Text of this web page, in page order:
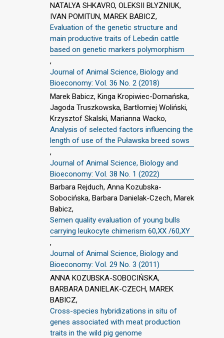
NATALYA SHKAVRO, OLEKSII BLYZNIUK,
IVAN POMITUN, MAREK BABICZ,
Evaluation of the genetic structure and
main productive traits of Lebedin cattle
based on genetic markers polymorphism
,
Journal of Animal Science, Biology and
Bioeconomy: Vol. 36 No. 2 (2018)
Marek Babicz, Kinga Kropiwiec-Domańska,
Jagoda Truszkowska, Bartłomiej Woliński,
Krzysztof Skalski, Marianna Wacko,
Analysis of selected factors influencing the
length of use of the Puławska breed sows
,
Journal of Animal Science, Biology and
Bioeconomy: Vol. 38 No. 1 (2022)
Barbara Rejduch, Anna Kozubska-
Sobocińska, Barbara Danielak-Czech, Marek
Babicz,
Semen quality evaluation of young bulls
carrying leukocyte chimerism 60,XX /60,XY
,
Journal of Animal Science, Biology and
Bioeconomy: Vol. 29 No. 3 (2011)
ANNA KOZUBSKA-SOBOCIŃSKA,
BARBARA DANIELAK-CZECH, MAREK
BABICZ,
Cross-species hybridizations in situ of
genes associated with meat production
traits in the wild pig genome